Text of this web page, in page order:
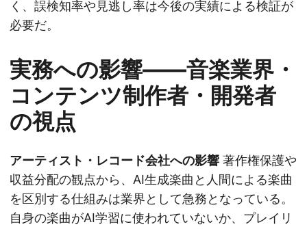
く、誤検知率や見逃し率は今後の実績による検証が
必要だ。
実務への影響——音楽業界・
コンテンツ制作者・開発者
の視点
アーティスト・レコード会社への影響 著作権保護や
収益分配の観点から、AI生成楽曲と人間による楽曲
を区別する仕組みは業界として急務となっている。
自身の楽曲がAI学習に使われていないか、プレイリ